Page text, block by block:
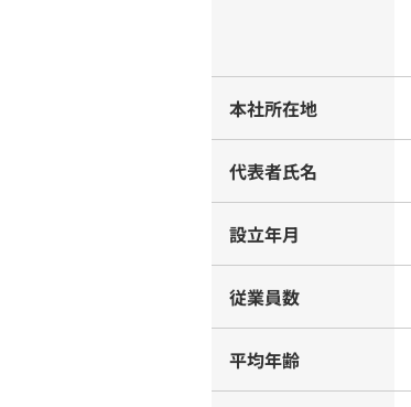
本社所在地
代表者氏名
設立年月
従業員数
平均年齢